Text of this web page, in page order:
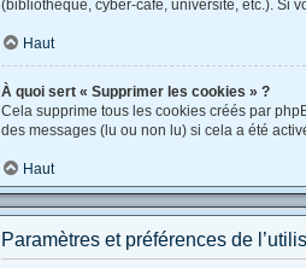
(bibliothèque, cyber-café, université, etc.). Si
Haut
À quoi sert « Supprimer les cookies » ?
Cela supprime tous les cookies créés par
des messages (lu ou non lu) si cela a été
Haut
Paramètres et préférences de